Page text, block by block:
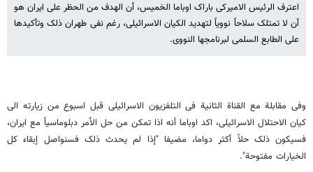
اعترف الرئیس الامیرکی باراک اوباما الخمیس، أن الهدف من الحظر على ایران هو
أن لا تمتلک سلاحاً نوویاً لتهدید الکیان الاسرائیلی، رغم نفی طهران ذلک وتأکیدها
على الطابع السلمی لبرنامجها النووی.
وفی مقابلة مع القناة الثانیة فی التلفزیون الاسرائیلی قبل اسبوع من زیارته الى
کیان الاحتلال الاسرائیلی، اکد اوباما أنه اذا تمکن من حل الأمر دبلوماسیاً مع ایران،
فسیکون ذلک حلاً أکثر دواما، مضیفا "إذا لم یحدث ذلک فسنواصل إبقاء کل
الخیارات مفتوحة".